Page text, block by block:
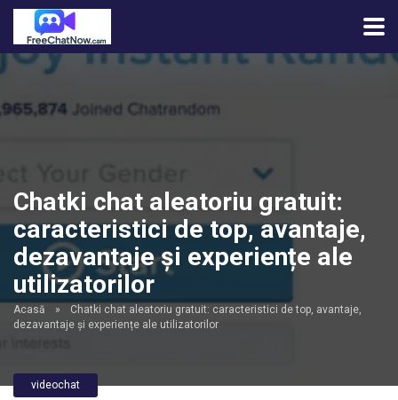
Chatki chat aleatoriu gratuit:
caracteristici de top, avantaje,
dezavantaje și experiențe ale
utilizatorilor
Acasă »
Chatki chat aleatoriu gratuit: caracteristici de top, avantaje,
dezavantaje și experiențe ale utilizatorilor
videochat